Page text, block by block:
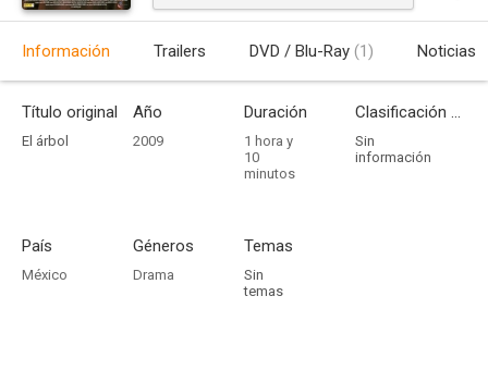
Estrenada
Información Trailers DVD / Blu-Ray (1) Noticias
Título original
El árbol
Año
2009
Duración
1 hora y
10
minutos
Clasificación por edades
Sin
información
País
México
Géneros
Drama
Temas
Sin
temas